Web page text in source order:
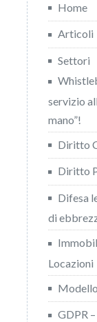
Home
Articoli
Settori
servizio
mano”!
Diritto
Diritto
Difesa
di
Locazioni
GDPR